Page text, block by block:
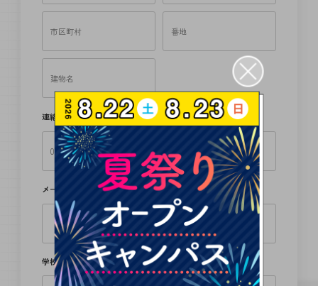
連絡先（TEL） 必須
メールアドレス 必須
学校名